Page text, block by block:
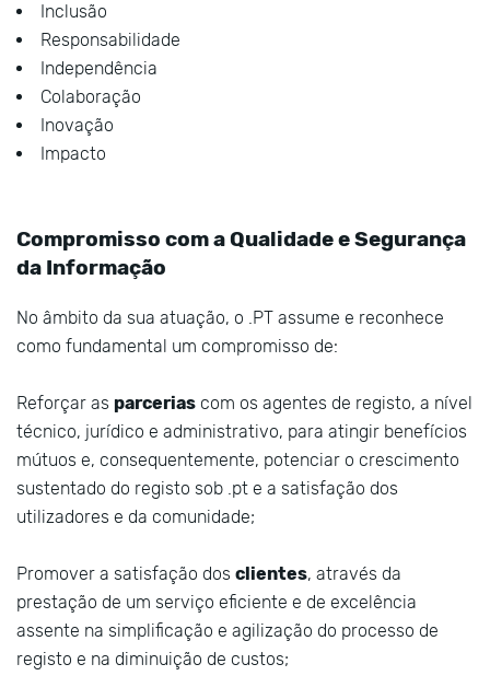
Inclusão
Responsabilidade
Independência
Colaboração
Inovação
Impacto
Compromisso com a Qualidade e Segurança
da Informação
No âmbito da sua atuação, o .PT assume e reconhece
como fundamental um compromisso de:
Reforçar as parcerias com os agentes de registo, a nível
técnico, jurídico e administrativo, para atingir benefícios
mútuos e, consequentemente, potenciar o crescimento
sustentado do registo sob .pt e a satisfação dos
utilizadores e da comunidade;
Promover a satisfação dos clientes, através da
prestação de um serviço eficiente e de excelência
assente na simplificação e agilização do processo de
registo e na diminuição de custos;